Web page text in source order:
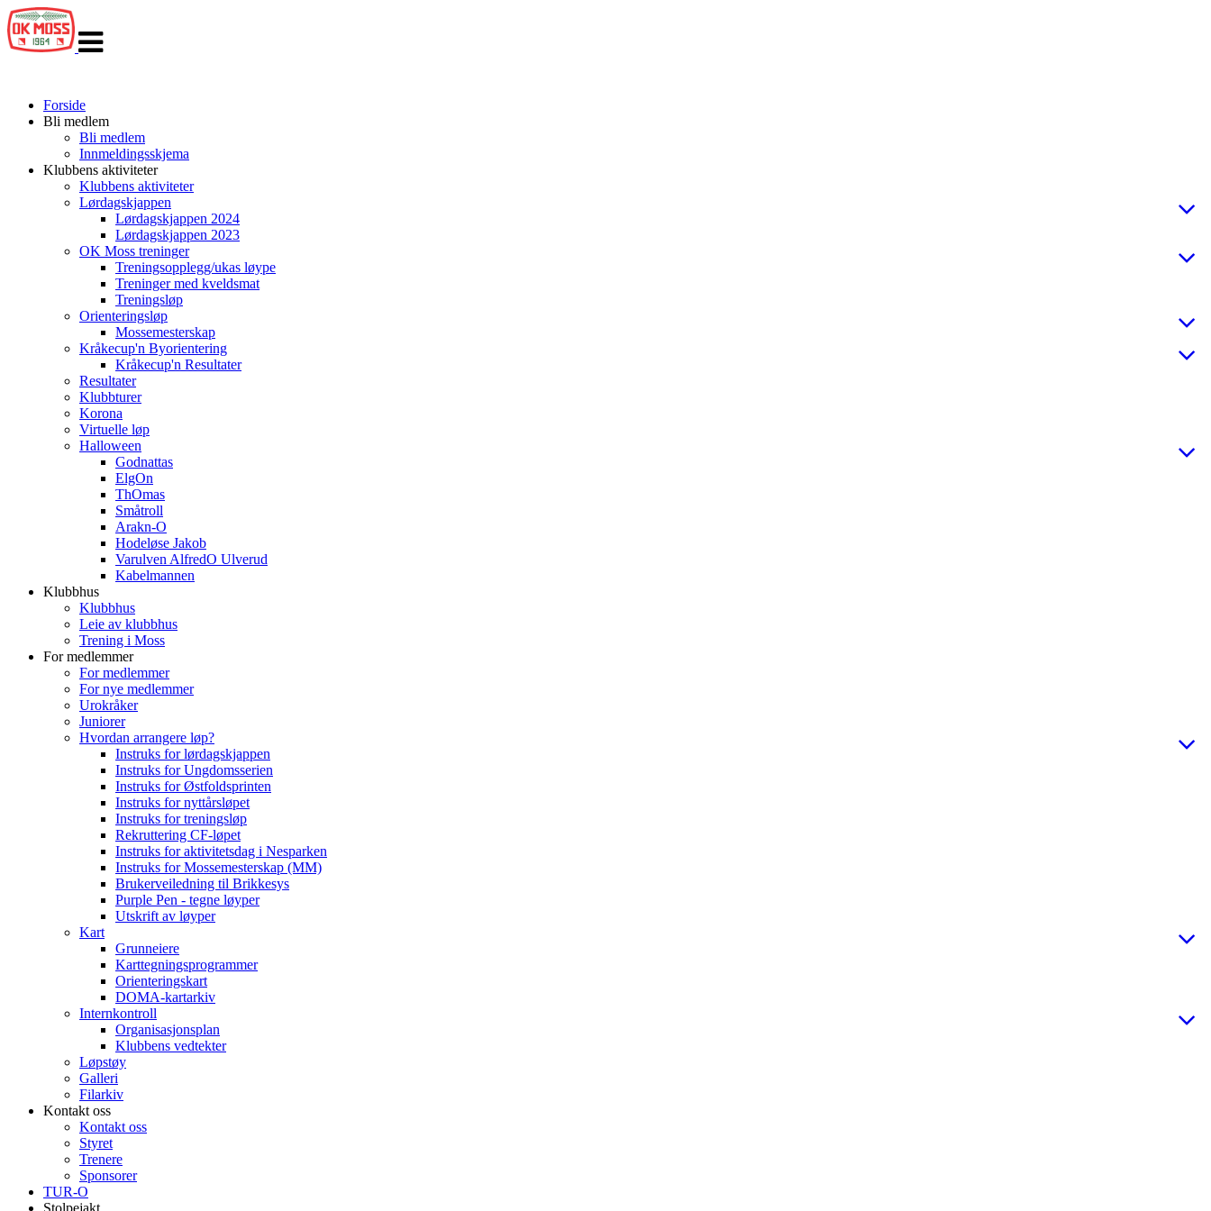
navigasjon
Forside
Bli medlem
Bli medlem
Innmeldingsskjema
Klubbens aktiviteter
Klubbens aktiviteter
Lørdagskjappen
Lørdagskjappen 2024
Lørdagskjappen 2023
OK Moss treninger
Treningsopplegg/ukas løype
Treninger med kveldsmat
Treningsløp
Orienteringsløp
Mossemesterskap
Kråkecup'n Byorientering
Kråkecup'n Resultater
Resultater
Klubbturer
Korona
Virtuelle løp
Halloween
Godnattas
ElgOn
ThOmas
Småtroll
Arakn-O
Hodeløse Jakob
Varulven AlfredO Ulverud
Kabelmannen
Klubbhus
Klubbhus
Leie av klubbhus
Trening i Moss
For medlemmer
For medlemmer
For nye medlemmer
Urokråker
Juniorer
Hvordan arrangere løp?
Instruks for lørdagskjappen
Instruks for Ungdomsserien
Instruks for Østfoldsprinten
Instruks for nyttårsløpet
Instruks for treningsløp
Rekruttering CF-løpet
Instruks for aktivitetsdag i Nesparken
Instruks for Mossemesterskap (MM)
Brukerveiledning til Brikkesys
Purple Pen - tegne løyper
Utskrift av løyper
Kart
Grunneiere
Karttegningsprogrammer
Orienteringskart
DOMA-kartarkiv
Internkontroll
Organisasjonsplan
Klubbens vedtekter
Løpstøy
Galleri
Filarkiv
Kontakt oss
Kontakt oss
Styret
Trenere
Sponsorer
TUR-O
Stolpejakt